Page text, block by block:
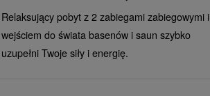
Relaksujący pobyt z 2 zabiegami zabiegowymi i
wejściem do świata basenów i saun szybko
uzupełni Twoje siły i energię.